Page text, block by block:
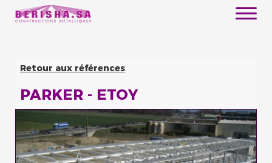
Retour aux références
PARKER - ETOY